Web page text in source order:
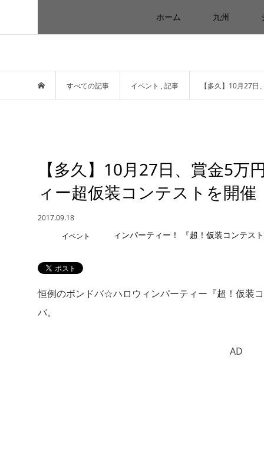
ホーム 九州
すべての記事 イベント ,記事 【多久】10月27
【多久】10月27日、賞金5
ィー超仮装コンテストを開催
2017.09.18
イベント
恒例のボンドバ☆ハロウィンパーティー『超！仮装
バ。
AD